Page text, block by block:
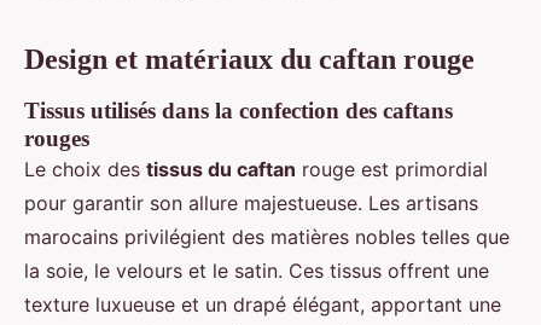
Design et matériaux du caftan rouge
Tissus utilisés dans la confection des caftans
rouges
Le choix des tissus du caftan rouge est primordial
pour garantir son allure majestueuse. Les artisans
marocains privilégient des matières nobles telles que
la soie, le velours et le satin. Ces tissus offrent une
texture luxueuse et un drapé élégant, apportant une